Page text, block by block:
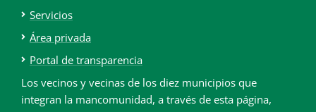
Servicios
Área privada
Portal de transparencia
Los vecinos y vecinas de los diez municipios que
integran la mancomunidad, a través de esta página,